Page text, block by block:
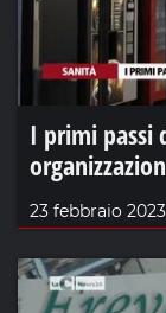
I primi passi
23 febbraio 2023